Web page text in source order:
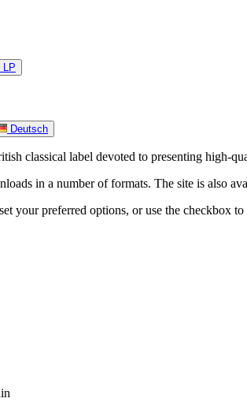
LP
Deutsch
classical label devoted to presenting high-
in a number of formats. The site is also
your preferred options, or use the checkbox to